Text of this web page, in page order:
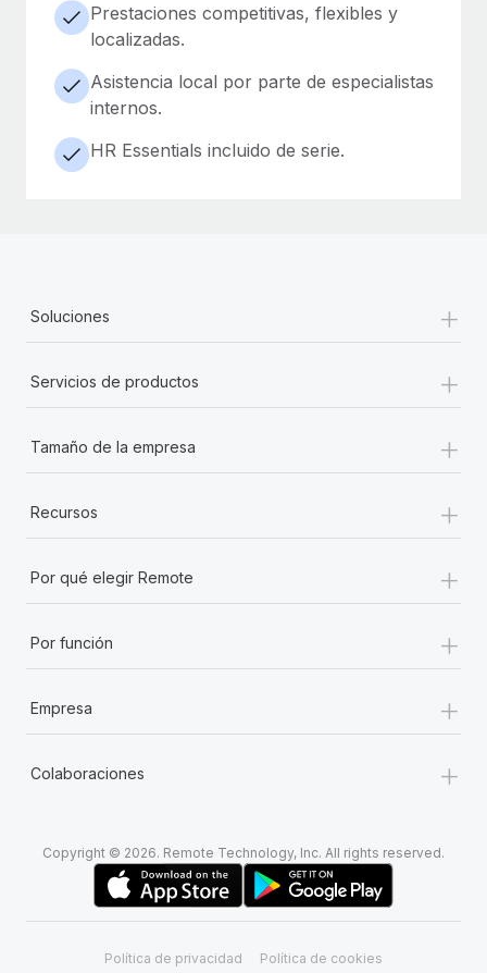
Prestaciones competitivas, flexibles y
localizadas.
Asistencia local por parte de especialistas
internos.
HR Essentials incluido de serie.
Soluciones +
Servicios de productos +
Tamaño de la empresa +
Recursos +
Por qué elegir Remote +
Por función +
Empresa +
Colaboraciones +
Copyright © 2026. Remote Technology, Inc. All rights reserved.
Política de privacidad Política de cookies